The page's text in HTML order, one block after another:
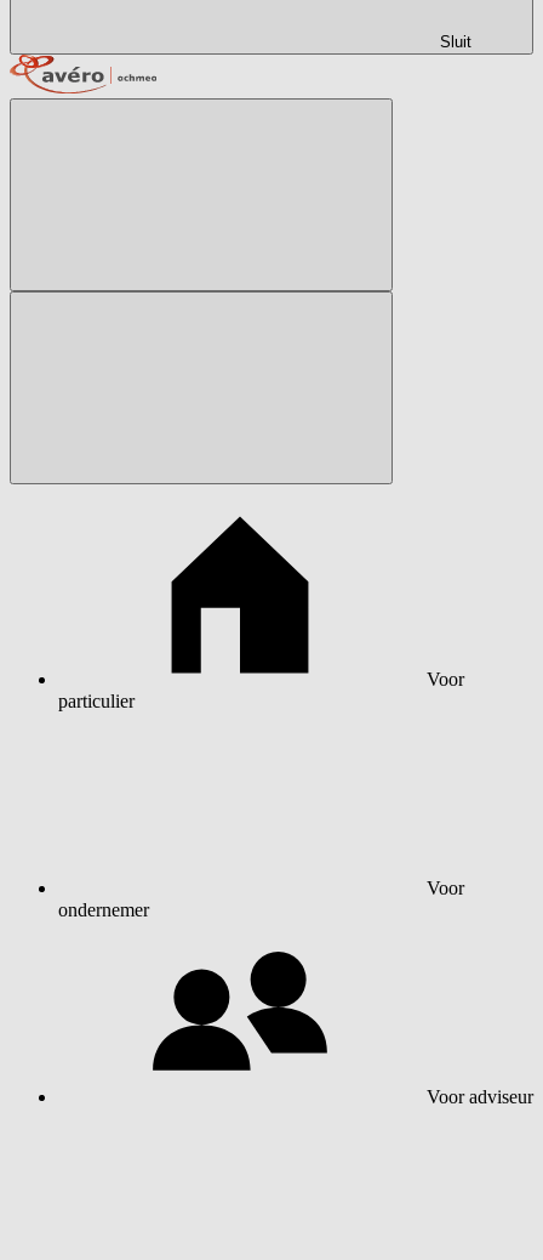
Sluit
Voor
particulier
Voor
ondernemer
Voor adviseur